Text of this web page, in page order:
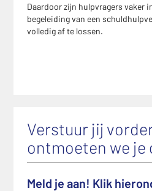
Daardoor zijn hulpvragers vaker
begeleiding van een
volledig af te lossen.
Verstuur jij
ontmoeten we je
Meld je aan! Klik